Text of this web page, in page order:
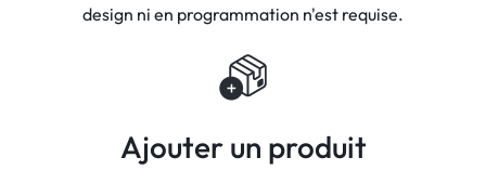
design ni en programmation n'est requise.
Ajouter un produit